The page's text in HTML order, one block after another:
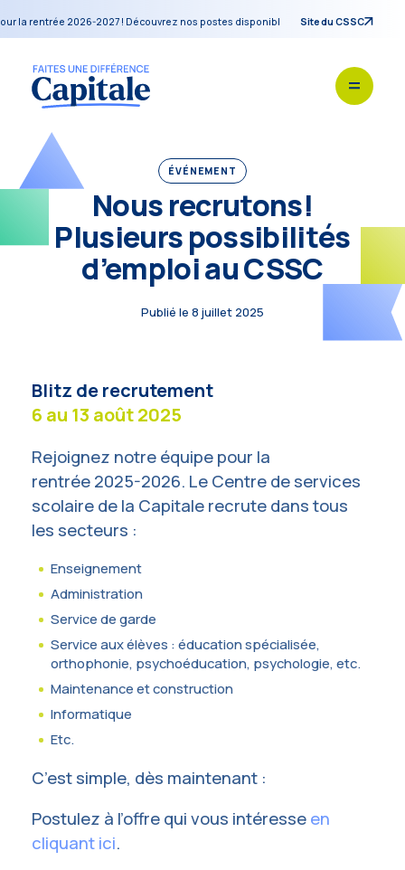
rentrée 2026-2027 ! Découvrez nos postes disponibles pendant notre blitz de
Site du CSSC
ÉVÉNEMENT
Nous recrutons!
Plusieurs possibilités
d’emploi au CSSC
Publié le 8 juillet 2025
Blitz de recrutement
6 au 13 août 2025
Rejoignez notre équipe pour la
rentrée 2025-2026. Le Centre de services
scolaire de la Capitale recrute dans tous
les secteurs :
Enseignement
Administration
Service de garde
Service aux élèves : éducation spécialisée,
orthophonie, psychoéducation, psychologie, etc.
Maintenance et construction
Informatique
Etc.
C’est simple, dès maintenant :
Postulez à l’offre qui vous intéresseen
cliquant ici.